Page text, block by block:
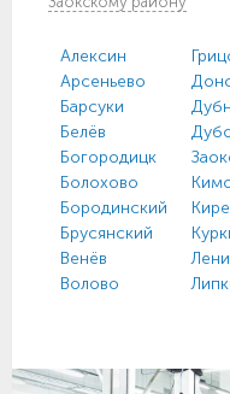
Алексин
Арсеньево
Барсуки
Белёв
Богородицк
Болохово
Бородинский
Брусянский
Венёв
Волово